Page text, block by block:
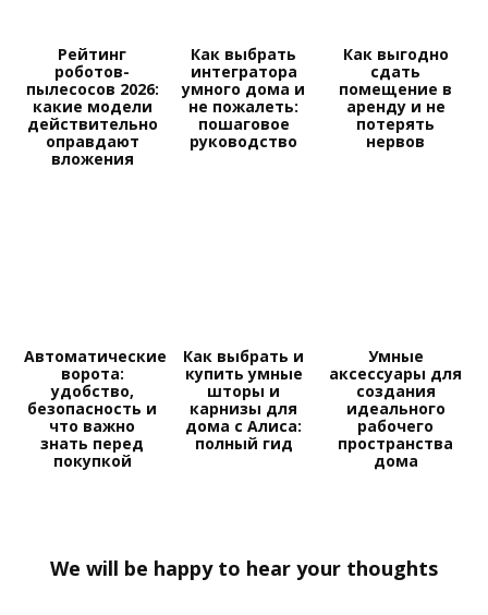
Рейтинг
роботов-
пылесосов 2026:
какие модели
действительно
оправдают
вложения
Как выбрать
интегратора
умного дома и
не пожалеть:
пошаговое
руководство
Как выгодно
сдать
помещение в
аренду и не
потерять
нервов
Автоматические
ворота:
удобство,
безопасность и
что важно
знать перед
покупкой
Как выбрать и
купить умные
шторы и
карнизы для
дома с Алиса:
полный гид
Умные
аксессуары для
создания
идеального
рабочего
пространства
дома
We will be happy to hear your thoughts